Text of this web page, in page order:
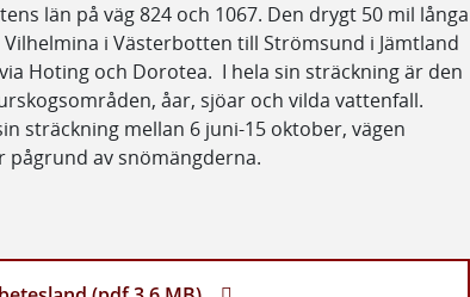
län på väg 824 och 1067. Den drygt 50 mil långa
i Västerbotten till Strömsund i Jämtland
Hoting och Dorotea. I hela sin sträckning är den
åar, sjöar och vilda vattenfall.
sträckning mellan 6 juni-15 oktober, vägen
pågrund av snömängderna.